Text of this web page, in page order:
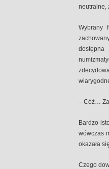
neutralne,
Wybrany
dostępna
– Cóż…
Bardzo
wówczas
okazała
Czego